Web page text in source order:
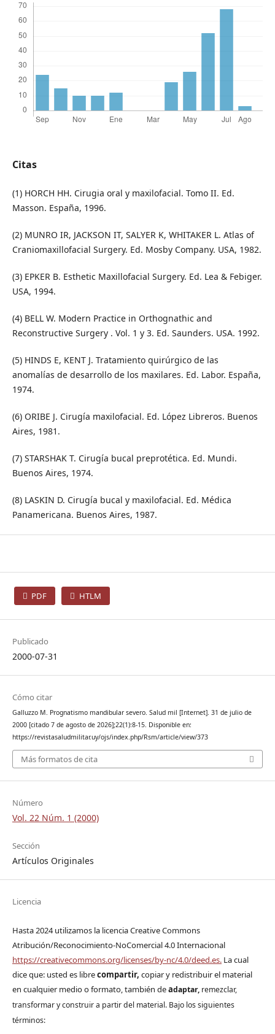
Citas
(1) HORCH HH. Cirugia oral y maxilofacial. Tomo II. Ed.
Masson. España, 1996.
(2) MUNRO IR, JACKSON IT, SALYER K, WHITAKER L. Atlas of
Craniomaxillofacial Surgery. Ed. Mosby Company. USA, 1982.
(3) EPKER B. Esthetic Maxillofacial Surgery. Ed. Lea & Febiger.
USA, 1994.
(4) BELL W. Modern Practice in Orthognathic and
Reconstructive Surgery . Vol. 1 y 3. Ed. Saunders. USA. 1992.
(5) HINDS E, KENT J. Tratamiento quirúrgico de las
anomalías de desarrollo de los maxilares. Ed. Labor. España,
1974.
(6) ORIBE J. Cirugía maxilofacial. Ed. López Libreros. Buenos
Aires, 1981.
(7) STARSHAK T. Cirugía bucal preprotética. Ed. Mundi.
Buenos Aires, 1974.
(8) LASKIN D. Cirugía bucal y maxilofacial. Ed. Médica
Panamericana. Buenos Aires, 1987.
PDF HTLM
Publicado
2000-07-31
Cómo citar
Galluzzo M. Prognatismo mandibular severo. Salud mil [Internet]. 31 de julio de
2000 [citado 7 de agosto de 2026];22(1):8-15. Disponible en:
https://revistasaludmilitar.uy/ojs/index.php/Rsm/article/view/373
Más formatos de cita
Número
Vol. 22 Núm. 1 (2000)
Sección
Artículos Originales
Licencia
Hasta 2024 utilizamos la licencia Creative Commons
Atribución/Reconocimiento-NoComercial 4.0 Internacional
https://creativecommons.org/licenses/by-nc/4.0/deed.es.La cual
dice que: usted es librecompartir, copiar y redistribuir el material
en cualquier medio o formato, también deadaptar, remezclar,
transformar y construir a partir del material. Bajo los siguientes
términos: